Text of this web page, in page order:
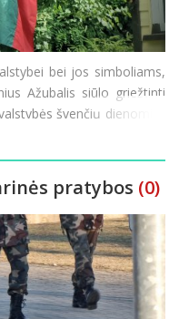
bei jos simboliams,
Ažubalis siūlo griežtinti
švenčių dienomis.
(ANK) pakeitimo projektą
pratybos (0)